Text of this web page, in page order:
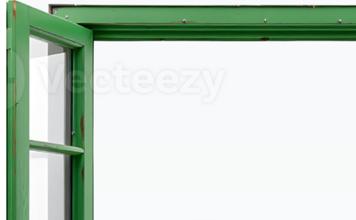
Vidéos
Motion graphics
Images Éditoriales
Événements Éditoriaux